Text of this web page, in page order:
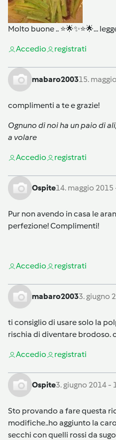
Molto buone .. ⭐️🌟✨⭐️🌟...
Accedio registrati
mabaro200315.
complimenti a te e grazie!
Ognuno di noi ha un paio di
a volare
Accedio registrati
Ospite14. maggio 2015
Pur non avendo in casa le
perfezione! Complimenti!
Accedio registrati
mabaro20033. giugno
ti consiglio di usare solo la
rischia di diventare brodoso.
Accedio registrati
Ospite3. giugno 2014 -
Sto provando a fare questa
modifiche..ho aggiunto la
secchi con quelli rossi da